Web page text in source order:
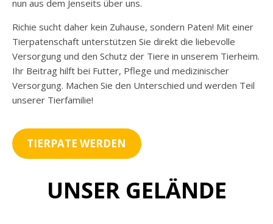
nun aus dem Jenseits über uns.
Richie sucht daher kein Zuhause, sondern Paten! Mit einer
Tierpatenschaft unterstützen Sie direkt die liebevolle
Versorgung und den Schutz der Tiere in unserem Tierheim.
Ihr Beitrag hilft bei Futter, Pflege und medizinischer
Versorgung. Machen Sie den Unterschied und werden Teil
unserer Tierfamilie!
TIERPATE WERDEN
UNSER GELÄNDE